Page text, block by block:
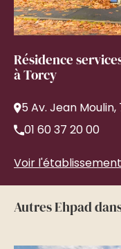
Résidence
à Torcy
5 Av. Jean
01 60 37 20 00
Voir l'établissement
Autres Ehpad